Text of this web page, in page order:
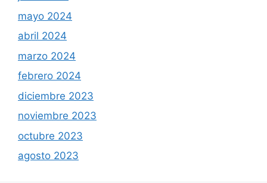
mayo 2024
abril 2024
marzo 2024
febrero 2024
diciembre 2023
noviembre 2023
octubre 2023
agosto 2023